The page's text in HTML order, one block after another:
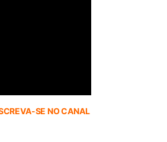
SE NO CANAL